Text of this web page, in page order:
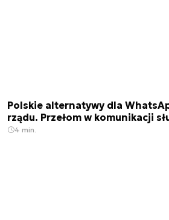
Polskie alternatywy dla
rządu. Przełom w komunikacji
4 min.